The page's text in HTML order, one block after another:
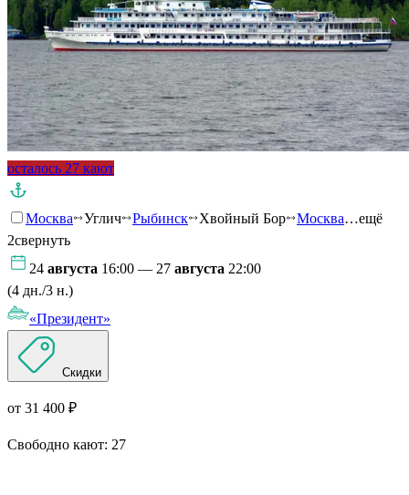
осталось 27 кают
Москва Углич Рыбинск Хвойный Бор Москва…ещё
2свернуть
24 августа 16:00 — 27 августа 22:00
(4 дн./3 н.)
«Президент»
Скидки
от 31 400 ₽
Свободно кают: 27